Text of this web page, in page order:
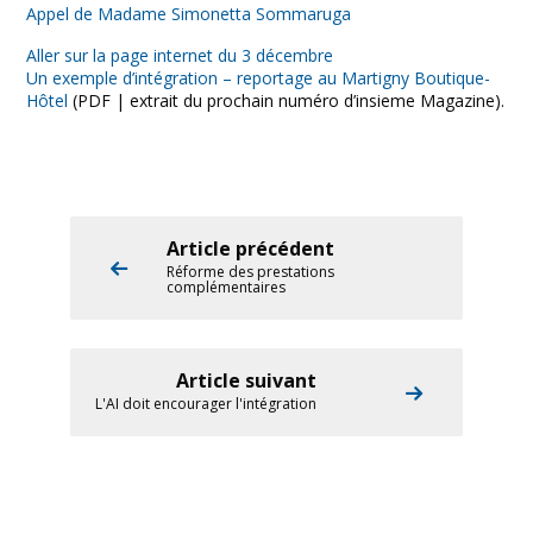
Appel de Madame Simonetta Sommaruga
Aller sur la page internet du 3 décembre
Un exemple d’intégration – reportage au Martigny Boutique-
Hôtel (PDF | extrait du prochain numéro d’insieme Magazine).
Article précédent
Réforme des prestations
complémentaires
Article suivant
L'AI doit encourager l'intégration